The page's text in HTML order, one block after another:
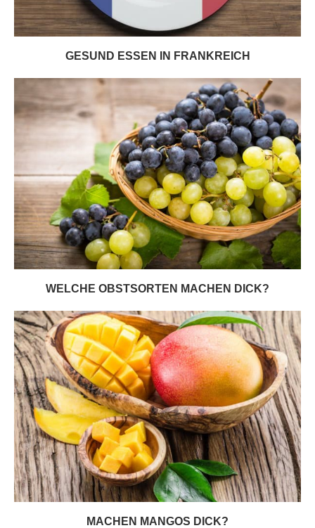
GESUND ESSEN IN FRANKREICH
WELCHE OBSTSORTEN MACHEN DICK?
MACHEN MANGOS DICK?